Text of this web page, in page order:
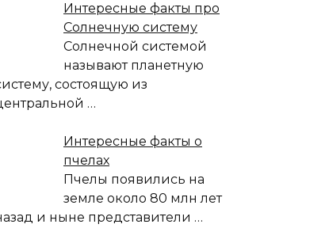
Интересные факты про
Солнечную систему
Солнечной системой
называют планетную
состоящую из
…
Интересные факты о
пчелах
Пчелы появились на
земле около 80 млн лет
и ныне представители …